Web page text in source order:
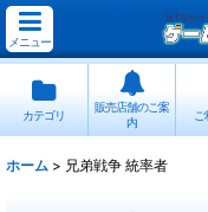
メニュー
カテゴリ
販売店舗のご案
内
ホーム > 兄弟戦争 統率者